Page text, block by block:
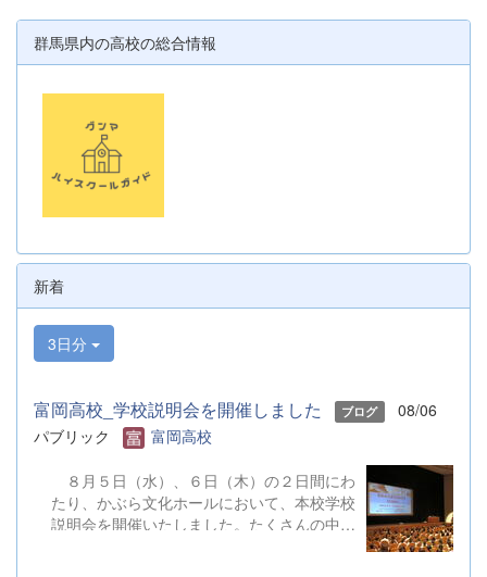
群馬県内の高校の総合情報
新着
3日分
富岡高校_学校説明会を開催しました ブログ
08/06
パブリック
富岡高校
８月５日（水）、６日（木）の２日間にわ
たり、かぶら文化ホールにおいて、本校学校
説明会を開催いたしました。たくさんの中学